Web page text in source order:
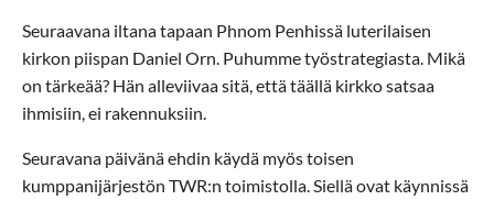
Seuraavana iltana tapaan Phnom Penhissä luterilaisen
kirkon piispan Daniel Orn. Puhumme työstrategiasta. Mikä
on tärkeää? Hän alleviivaa sitä, että täällä kirkko satsaa
ihmisiin, ei rakennuksiin.
Seuravana päivänä ehdin käydä myös toisen
kumppanijärjestön TWR:n toimistolla. Siellä ovat käynnissä